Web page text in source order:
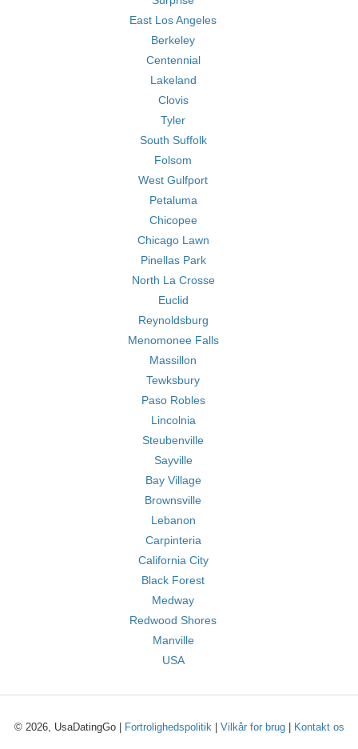
East Los Angeles
Berkeley
Centennial
Lakeland
Clovis
Tyler
South Suffolk
Folsom
West Gulfport
Petaluma
Chicopee
Chicago Lawn
Pinellas Park
North La Crosse
Euclid
Reynoldsburg
Menomonee Falls
Massillon
Tewksbury
Paso Robles
Lincolnia
Steubenville
Sayville
Bay Village
Brownsville
Lebanon
Carpinteria
California City
Black Forest
Medway
Redwood Shores
Manville
USA
© 2026, UsaDatingGo | Fortrolighedspolitik| Vilkår for brug| Kontakt os